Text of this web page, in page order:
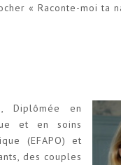
« Raconte-moi ta
Diplômée en
et en soins
(EFAPO) et
des couples